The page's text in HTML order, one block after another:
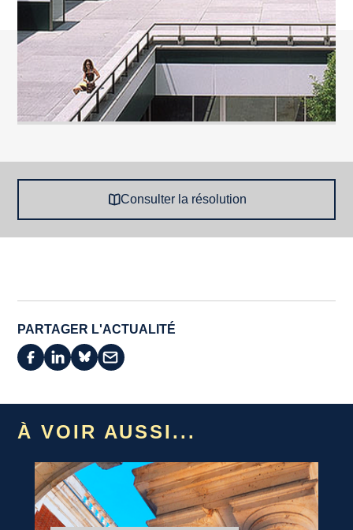
Consulter la résolution
PARTAGER L'ACTUALITÉ
À VOIR AUSSI...